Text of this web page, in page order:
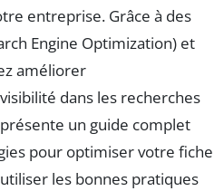
entreprise. Grâce à des
Engine Optimization) et
améliorer
dans les recherches
un guide complet
pour optimiser votre fiche
les bonnes pratiques